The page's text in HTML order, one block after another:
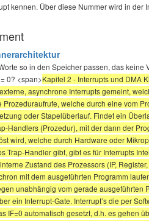
kennen. Über diese Nummer wird in
so in den Speicher passen, das
0? <span>Kapitel 2 - Interrupts und DMA
asynchrone Interrupts gemeint,
Prozeduraufrufe, welche durch eine vom
oder Stapelüberlauf. Findet ein
Handlers (Prozedur), mit der dann der
wird, welche durch Hardware oder
Trap-Handler gibt, gibt es für Interrupts
Zustand des Prozessors (IP,
mit dem ausgeführten Programm
unabhängig vom gerade ausgeführten
ein Interrupt-Gate. Interrupt’s die per
IF=0 automatisch gesetzt, d.h. es gehen